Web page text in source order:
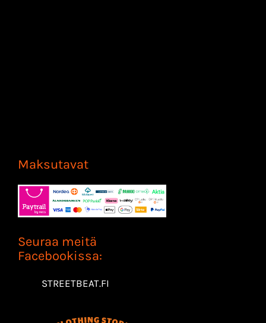
Maksutavat
Seuraa meitä
Facebookissa:
STREETBEAT.FI